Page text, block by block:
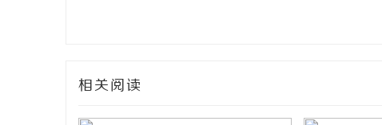
相关阅读